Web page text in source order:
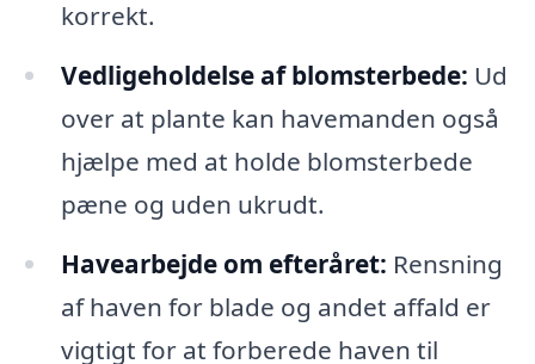
korrekt.
Vedligeholdelse af blomsterbede: Ud
over at plante kan havemanden også
hjælpe med at holde blomsterbede
pæne og uden ukrudt.
Havearbejde om efteråret: Rensning
af haven for blade og andet affald er
vigtigt for at forberede haven til